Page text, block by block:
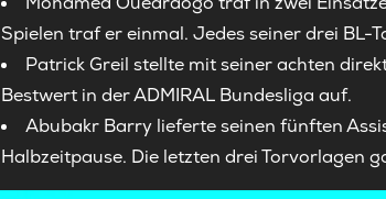
Spielen traf er einmal. Jedes seiner drei BL-
Patrick Greil stellte mit seiner achten
Bestwert in der ADMIRAL Bundesliga auf.
Abubakr Barry lieferte seinen fünften
Halbzeitpause. Die letzten drei Torvorlagen